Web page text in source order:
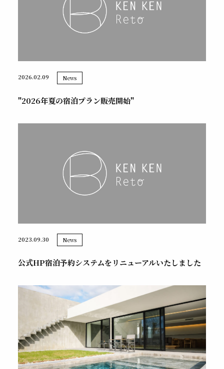
2026.02.09 News
"2026年夏の宿泊プラン販売開始"
2023.09.30 News
公式HP宿泊予約システムをリニューアルいたしました